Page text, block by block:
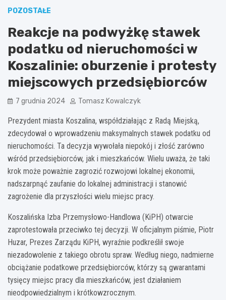
POZOSTAŁE
Reakcje na podwyżkę stawek
podatku od nieruchomości w
Koszalinie: oburzenie i protesty
miejscowych przedsiębiorców
7 grudnia 2024 Tomasz Kowalczyk
Prezydent miasta Koszalina, współdziałając z Radą Miejską,
zdecydował o wprowadzeniu maksymalnych stawek podatku od
nieruchomości. Ta decyzja wywołała niepokój i złość zarówno
wśród przedsiębiorców, jak i mieszkańców. Wielu uważa, że taki
krok może poważnie zagrozić rozwojowi lokalnej ekonomii,
nadszarpnąć zaufanie do lokalnej administracji i stanowić
zagrożenie dla przyszłości wielu miejsc pracy.
Koszalińska Izba Przemysłowo-Handlowa (KiPH) otwarcie
zaprotestowała przeciwko tej decyzji. W oficjalnym piśmie, Piotr
Huzar, Prezes Zarządu KiPH, wyraźnie podkreślił swoje
niezadowolenie z takiego obrotu spraw. Według niego, nadmierne
obciążanie podatkowe przedsiębiorców, którzy są gwarantami
tysięcy miejsc pracy dla mieszkańców, jest działaniem
nieodpowiedzialnym i krótkowzrocznym.